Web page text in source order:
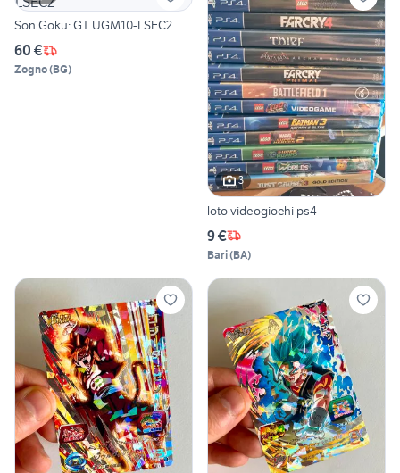
Son Goku: GT UGM10-LSEC2
60 €
Zogno(BG)
3
loto videogiochi ps4
9 €
Bari(BA)